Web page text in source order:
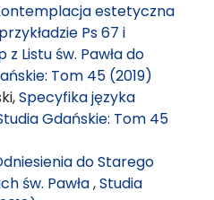
estetyczna
Ps 67 i
Listu św. Pawła do
Tom 45 (2019)
Specyfika języka
Gdańskie: Tom 45
do Starego
św. Pawła,Studia